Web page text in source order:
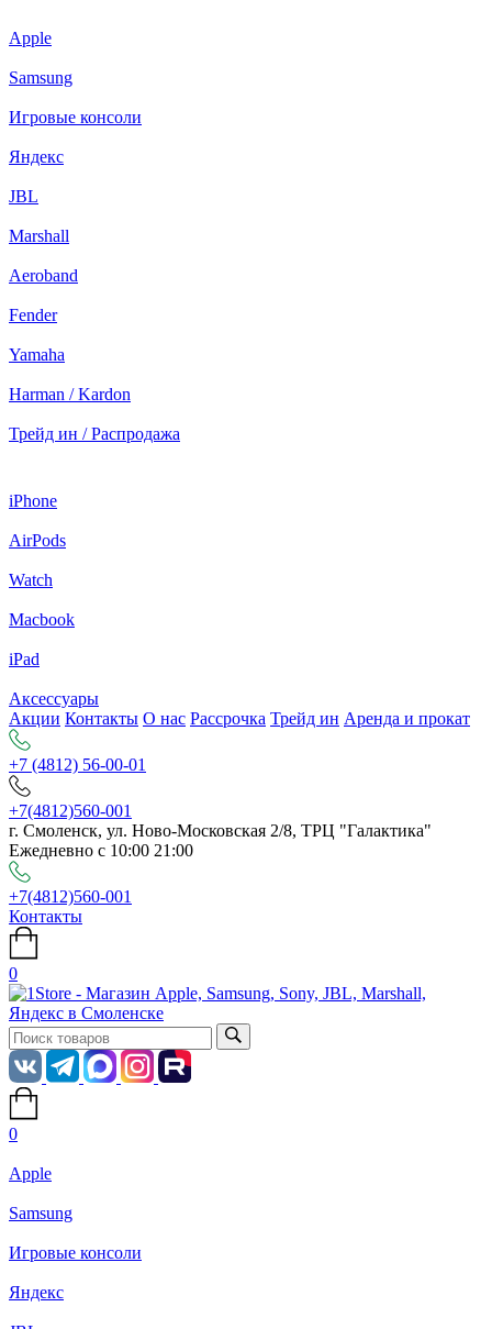
Apple
Samsung
Игровые консоли
Яндекс
JBL
Marshall
Aeroband
Fender
Yamaha
Harman / Kardon
Трейд ин / Распродажа
iPhone
AirPods
Watch
Macbook
iPad
Аксессуары
Акции Контакты О нас Рассрочка Трейд ин Аренда и прокат
+7 (4812) 56-00-01
+7(4812)560-001
г. Смоленск, ул. Ново-Московская 2/8, ТРЦ "Галактика"
Ежедневно с 10:00 21:00
+7(4812)560-001
Контакты
0
0
Apple
Samsung
Игровые консоли
Яндекс